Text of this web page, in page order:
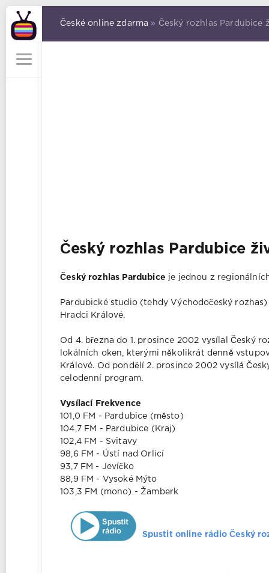
České online zdarma » Český rozhlas Pardubice
Český rozhlas Pardubice
Český rozhlas Pardubice je jednou z
Pardubické studio (tehdy Východočeský
Hradci Králové.
Od 4. března do 1. prosince 2002 vysílal Český
lokálních oken, kterými několikrát denně
Králové. Od pondělí 2. prosince 2002 vysílá
celodenní program.
Vysílací Frekvence
101,0 FM - Pardubice (město)
104,7 FM - Pardubice (Kraj)
102,4 FM - Svitavy
98,6 FM - Ústí nad Orlicí
93,7 FM - Jevíčko
88,9 FM - Vysoké Mýto
103,3 FM (mono) - Žamberk
Spustit online rádio Český